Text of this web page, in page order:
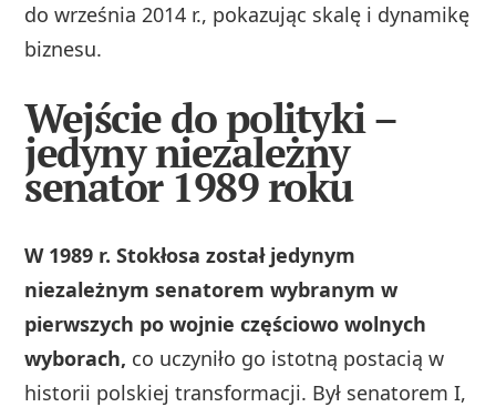
do września 2014 r., pokazując skalę i dynamikę
biznesu.
Wejście do polityki –
jedyny niezależny
senator 1989 roku
W 1989 r. Stokłosa został jedynym
niezależnym senatorem wybranym w
pierwszych po wojnie częściowo wolnych
wyborach, co uczyniło go istotną postacią w
historii polskiej transformacji. Był senatorem I,